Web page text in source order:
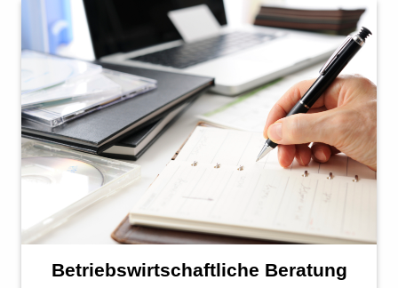
Betriebswirtschaftliche Beratung